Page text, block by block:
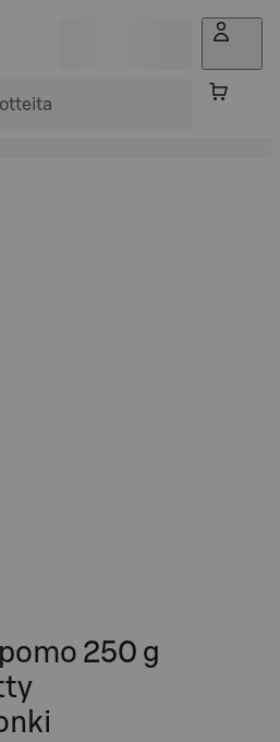
250 g